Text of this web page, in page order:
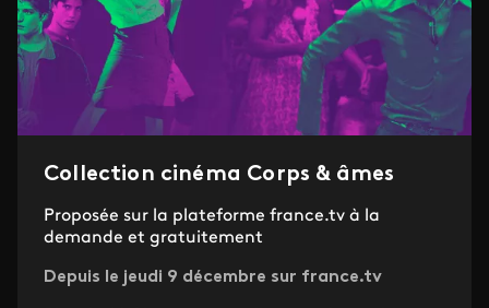
Collection cinéma Corps & âmes
Proposée sur la plateforme france.tv à la
demande et gratuitement
Depuis le jeudi 9 décembre sur france.tv